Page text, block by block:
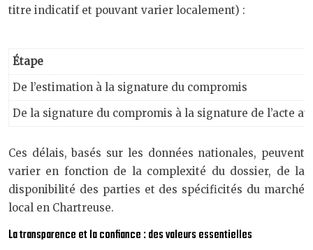
titre indicatif et pouvant varier localement) :
Étape
De l’estimation à la signature du compromis
De la signature du compromis à la signature de l’acte
Ces délais, basés sur les données nationales, peuvent
varier en fonction de la complexité du dossier, de la
disponibilité des parties et des spécificités du marché
local en Chartreuse.
La transparence et la confiance : des valeurs essentielles